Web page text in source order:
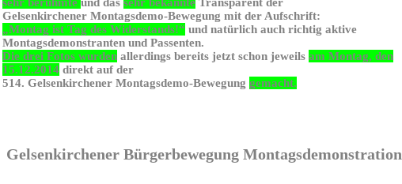
sehr berühmte und das sehr bekannte Transparent der
Gelsenkirchener Montagsdemo-Bewegung mit der Aufschrift:
„Montag ist Tag des Widerstands!“ und natürlich auch richtig aktive
Montagsdemonstranten und Passenten.
Die drei Fotos wurden allerdings bereits jetzt schon jeweils am Montag, den
15.12.2014 direkt auf der
514. Gelsenkirchener Montagsdemo-Bewegung gemacht.
Gelsenkirchener Bürgerbewegung Montagsdemonstration